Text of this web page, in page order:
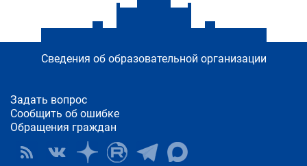
Сведения об образовательной организации
Задать вопрос
Сообщить об ошибке
Обращения граждан